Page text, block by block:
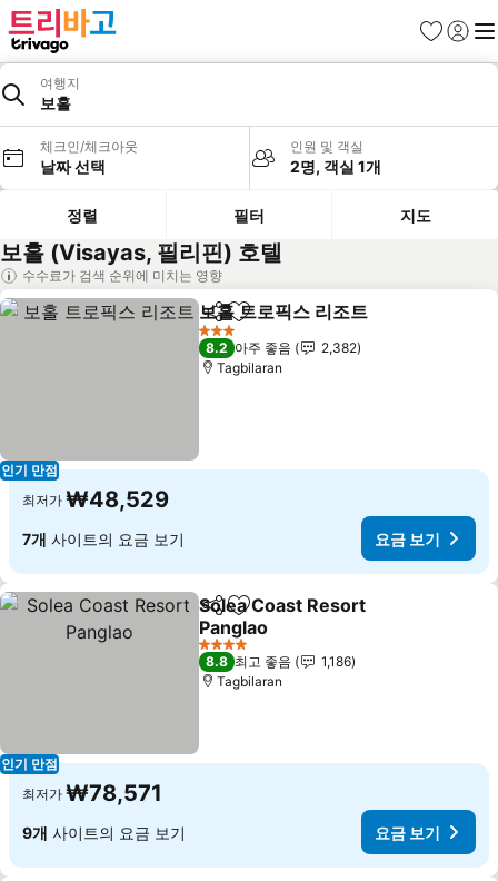
즐겨찾기
로그인
메
여행지
보홀
체크인/체크아웃
날짜 선택
인원 및 객실
2명, 객실 1개
정렬 필터 지도
보홀 (Visayas, 필리핀) 호텔
수수료가 검색 순위에 미치는 영향
인기 만점
공유 즐겨찾기에 추가
보홀 트로픽스 리조트
3 성급
8.2 아주 좋음
2,382
Tagbilaran
최저가 ₩48,529
7개 사이트의 요금 보기 요금 보기
인기 만점
공유 즐겨찾기에 추가
Solea Coast Resort
Panglao
요금 보기
4 성급
8.8 최고 좋음
1,186
Tagbilaran
최저가 ₩78,571
9개 사이트의 요금 보기 요금 보기